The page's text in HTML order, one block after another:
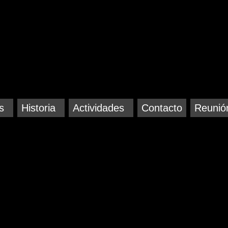
Historia Actividades Contacto